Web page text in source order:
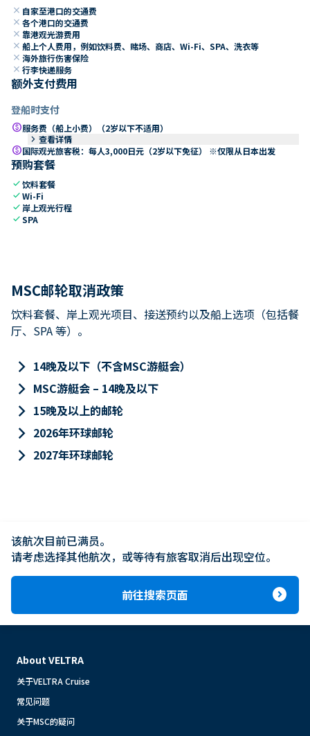
close 自家至港口的交通费
close 各个港口的交通费
close 靠港观光游费用
close 船上个人费用，例如饮料费、赌场、商店、Wi-Fi、SPA、洗衣等
close 海外旅行伤害保险
close 行李快递服务
额外支付费用
登船时支付
paid服务费（船上小费）（2岁以下不适用）
keyboard_arrow_right 查看详情
paid国际观光旅客税：每人3,000日元（2岁以下免征） ※仅限从日本出发
预购套餐
check饮料套餐
checkWi-Fi
check 岸上观光行程
checkSPA
MSC邮轮取消政策
饮料套餐、岸上观光项目、接送预约以及船上选项（包括餐
厅、SPA 等）。
keyboard_arrow_right 14晚及以下（不含MSC游艇会）
keyboard_arrow_right MSC游艇会 – 14晚及以下
keyboard_arrow_right 15晚及以上的邮轮
keyboard_arrow_right 2026年环球邮轮
keyboard_arrow_right 2027年环球邮轮
该航次目前已满员。
请考虑选择其他航次，或等待有旅客取消后出现空位。
前往搜索页面 expand_circle_right
About VELTRA
关于VELTRA Cruise
常见问题
关于MSC的疑问